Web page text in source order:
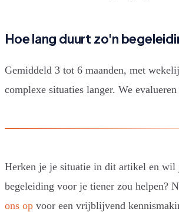
Hoe lang duurt zo'n
Gemiddeld 3 tot 6 maanden, met
complexe situaties langer. We
Herken je je situatie in dit artikel en wil
begeleiding voor je tiener zou helpen?
ons op voor een vrijblijvend